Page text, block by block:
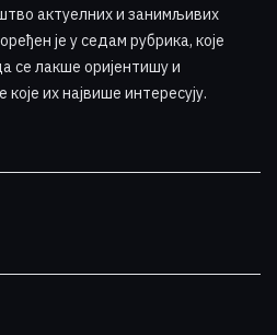
актуелних и занимљивих
је у седам рубрика, које
се лакше оријентишу и
их највише интересују.